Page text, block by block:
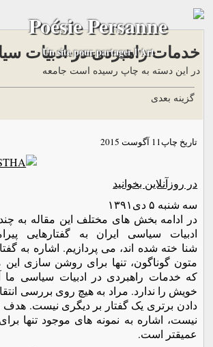
Poésie Persanne
Un site pour partager l'Art
خدمات راهبردی در ادبیات
در این دسته به چاپ رسیده است جامعه
گزینه بعدی
تاریخ چاپ11 آگوست 2015
در روزآنلاین بخوانید
سه شنبه ۵ دى۱۳۹۱
در ادامه بخش های مختلف این مقاله به چند
ادبیات سیاسی ایران به گفتارهایی
شنا خته شده اند، می پردازیم. اشاره به
متون گوناگون، تنها برای روشن سازی
که خدمات راهبردی در ادبیات سیاسی ما
خویش را ندارد. مراد به هیچ روی بررسی
دادن برتری یک گفتار بر دیگری نیست. هدف
نیست، اشاره به نمونه های موجود تنها
عمیقتر است.